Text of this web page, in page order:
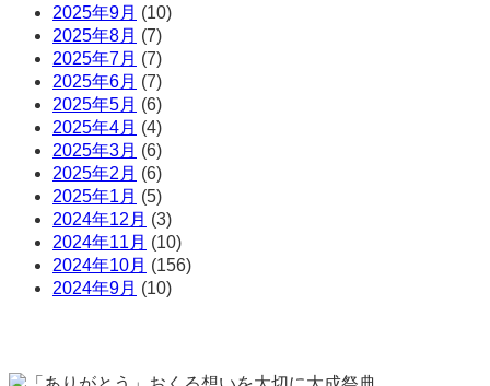
2025年9月 (10)
2025年8月 (7)
2025年7月 (7)
2025年6月 (7)
2025年5月 (6)
2025年4月 (4)
2025年3月 (6)
2025年2月 (6)
2025年1月 (5)
2024年12月 (3)
2024年11月 (10)
2024年10月 (156)
2024年9月 (10)